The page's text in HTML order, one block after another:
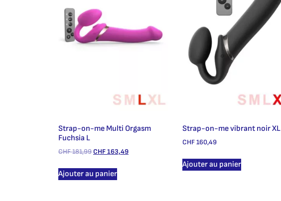
Strap-on-me Multi Orgasm
Fuchsia L
CHF181,99CHF163,49
Ajouter au panier
Strap-on-me vibrant noir XL
CHF160,49
Ajouter au panier